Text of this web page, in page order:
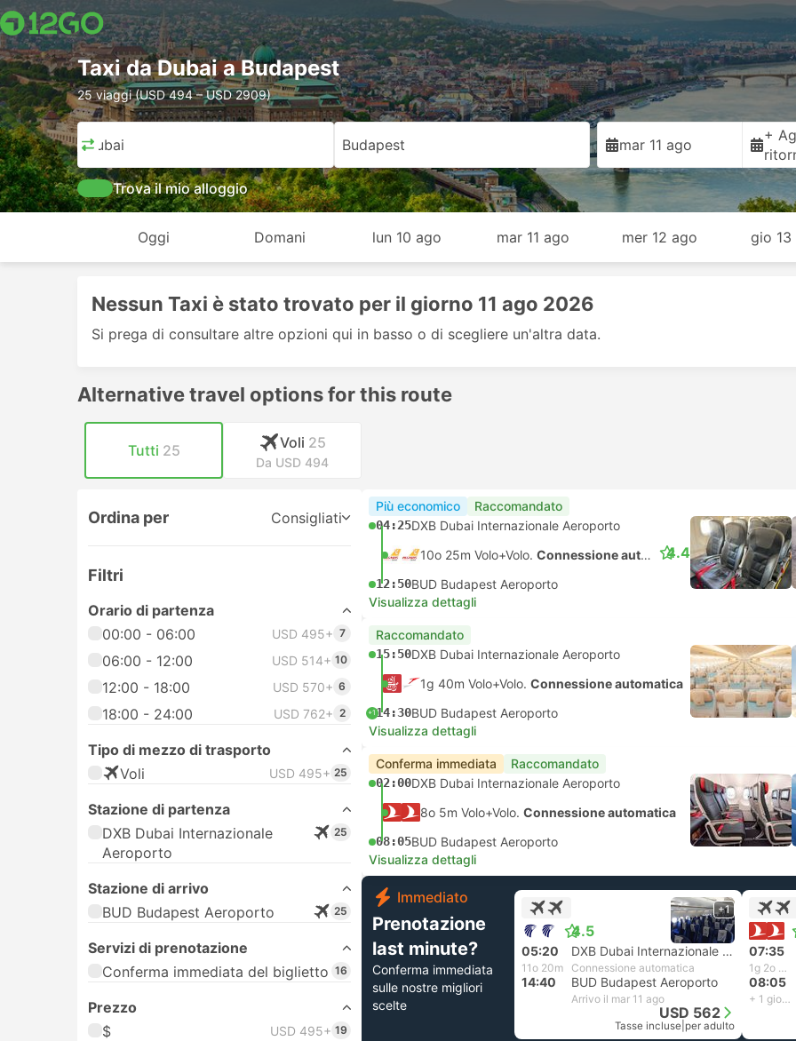
Taxi da Dubai a Budapest
25 viaggi (USD 494 – USD 2909)
Dubai Budapest mar 11 ago
+
Trova il mio alloggio
Oggi Domani lun 10 ago mar 11 ago mer 12 ago gio 13
Nessun Taxi è stato trovato per il giorno 11 ago 2026
Si prega di consultare altre opzioni qui in basso o di scegliere un'altra data.
Alternative travel options for this route
Tutti 25 Voli 25
Da USD 494
Ordina per Consigliati
Filtri
Orario di partenza
00:00 - 06:00
USD 495+ 7
06:00 - 12:00 USD 514+ 10
12:00 - 18:00 USD 570+ 6
18:00 - 24:00 USD 762+ 2
Tipo di mezzo di trasporto
Voli
USD 495+ 25
Stazione di partenza
DXB Dubai Internazionale
Aeroporto
25
Stazione di arrivo
BUD Budapest Aeroporto
25
Servizi di prenotazione
Conferma immediata del biglietto 16
Prezzo
$
USD 495+ 19
Più economico Raccomandato
04:25DXB Dubai Internazionale Aeroporto
10o 25m Volo+Volo. Connessione automatica
12:50BUD Budapest Aeroporto
4.4
Visualizza dettagli
Raccomandato
15:50DXB Dubai Internazionale Aeroporto
1g 40m Volo+Volo. Connessione automatica
+114:30BUD Budapest Aeroporto
Visualizza dettagli
Conferma immediata Raccomandato
02:00DXB Dubai Internazionale Aeroporto
8o 5m Volo+Volo. Connessione automatica
08:05BUD Budapest Aeroporto
Visualizza dettagli
Immediato
Prenotazione
last minute?
Conferma immediata
sulle nostre migliori
scelte
4.5
+1
05:20 DXB Dubai Internazionale Aeroporto
11o 20m Connessione automatica
14:40 BUD Budapest Aeroporto
Arrivo il mar 11 ago
USD 562
Tasse incluse per adulto
07:35
1g 2o 30m
08:05
+ 1 giorno